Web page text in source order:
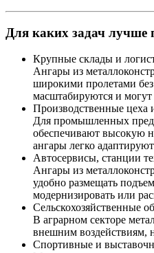
Для каких задач лучше
Крупные склады и
Ангары из
широкими пролетами без
масштабируются и
Производственные цеха
Для промышленных
обеспечивают высокую
ангары легко
Автосервисы, станции
Ангары из
удобно размещать
модернизировать или
Сельскохозяйственные
В аграрном секторе
внешним воздействиям,
Спортивные и